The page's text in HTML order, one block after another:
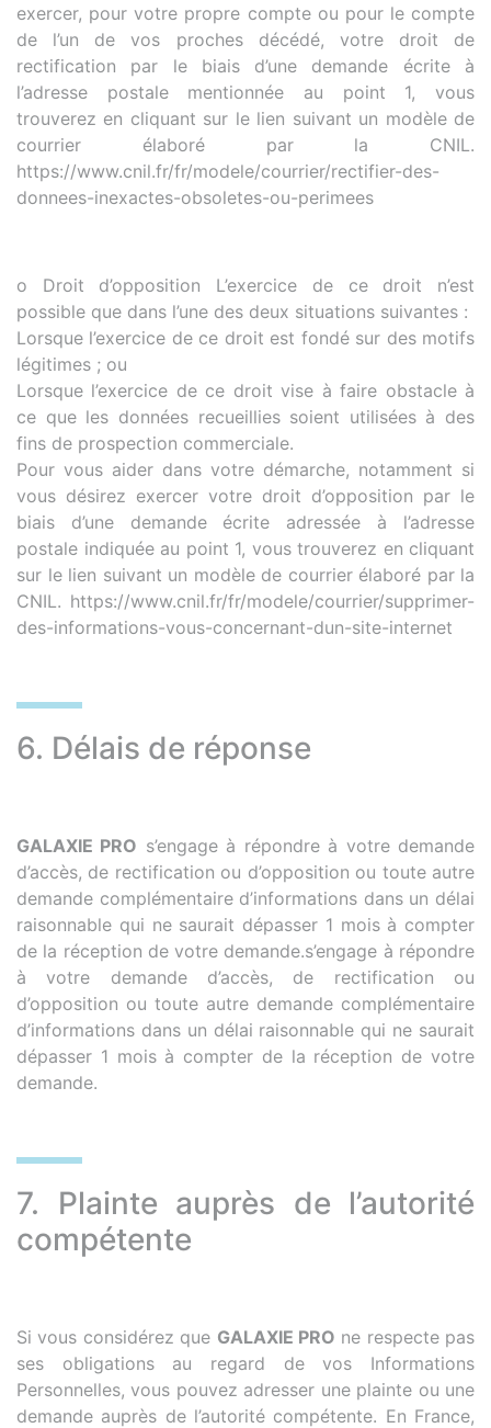
exercer, pour votre propre compte ou pour le compte
de l’un de vos proches décédé, votre droit de
rectification par le biais d’une demande écrite à
l’adresse postale mentionnée au point 1, vous
trouverez en cliquant sur le lien suivant un modèle de
courrier élaboré par la CNIL.
https://www.cnil.fr/fr/modele/courrier/rectifier-des-
donnees-inexactes-obsoletes-ou-perimees
o Droit d’opposition L’exercice de ce droit n’est
possible que dans l’une des deux situations suivantes :
Lorsque l’exercice de ce droit est fondé sur des motifs
légitimes ; ou
Lorsque l’exercice de ce droit vise à faire obstacle à
ce que les données recueillies soient utilisées à des
fins de prospection commerciale.
Pour vous aider dans votre démarche, notamment si
vous désirez exercer votre droit d’opposition par le
biais d’une demande écrite adressée à l’adresse
postale indiquée au point 1, vous trouverez en cliquant
sur le lien suivant un modèle de courrier élaboré par la
CNIL. https://www.cnil.fr/fr/modele/courrier/supprimer-
des-informations-vous-concernant-dun-site-internet
6. Délais de réponse
GALAXIE PRO s’engage à répondre à votre demande
d’accès, de rectification ou d’opposition ou toute autre
demande complémentaire d’informations dans un délai
raisonnable qui ne saurait dépasser 1 mois à compter
de la réception de votre demande.s’engage à répondre
à votre demande d’accès, de rectification ou
d’opposition ou toute autre demande complémentaire
d’informations dans un délai raisonnable qui ne saurait
dépasser 1 mois à compter de la réception de votre
demande.
7. Plainte auprès de l’autorité
compétente
Si vous considérez que GALAXIE PRO ne respecte pas
ses obligations au regard de vos Informations
Personnelles, vous pouvez adresser une plainte ou une
demande auprès de l’autorité compétente. En France,